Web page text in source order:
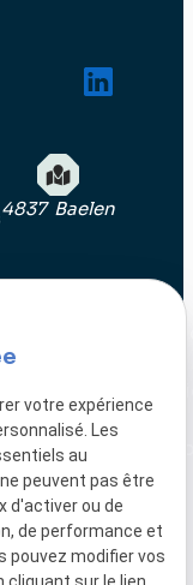
4837 Baelen
en série
en série
Mentions
votre expérience
Les
au
peuvent pas être
d'activer ou de
de performance et
pouvez modifier vos